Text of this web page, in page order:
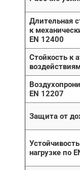
Длительная
к
EN 12400
Стойкость к
EN 12207
Защита от
нагрузке по